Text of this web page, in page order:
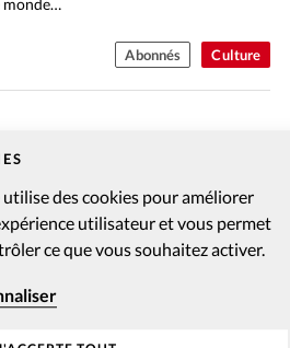
utilise des cookies pour améliorer
utilisateur et vous permet
ce que vous souhaitez activer.
Culture
monde…
Abonnés